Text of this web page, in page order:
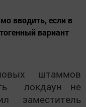
вводить, если в
вариант
штаммов
локдаун не
заместитель